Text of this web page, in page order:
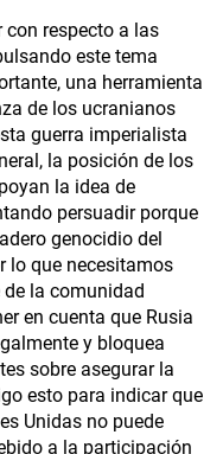
con respecto a las
este tema
una herramienta
de los ucranianos
guerra imperialista
la posición de los
la idea de
persuadir porque
genocidio del
lo que necesitamos
la comunidad
en cuenta que Rusia
y bloquea
sobre asegurar la
esto para indicar que
Unidas no puede
a la participación